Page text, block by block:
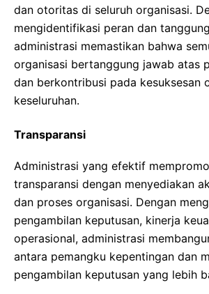
dan otoritas di seluruh organisasi.
mengidentifikasi peran dan
administrasi memastikan bahwa
organisasi bertanggung jawab atas
dan berkontribusi pada kesuksesan
keseluruhan.
Transparansi
Administrasi yang efektif
transparansi dengan menyediakan
dan proses organisasi. Dengan
pengambilan keputusan, kinerja
operasional, administrasi
antara pemangku kepentingan dan
pengambilan keputusan yang lebih